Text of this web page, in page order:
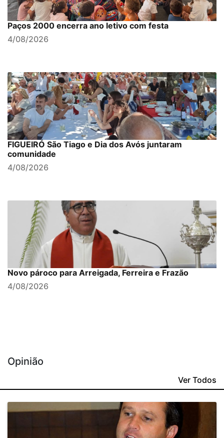
Paços 2000 encerra ano letivo com festa
4/08/2026
FIGUEIRÓ São Tiago e Dia dos Avós juntaram
comunidade
4/08/2026
Novo pároco para Arreigada, Ferreira e Frazão
4/08/2026
Opinião
Ver Todos